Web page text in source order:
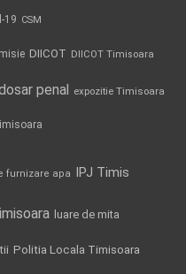
19 CSM
DIICOT DIICOT Timisoara
penal expozitie Timisoara
furnizare apa IPJ Timis
luare de mita
Politia Locala Timisoara